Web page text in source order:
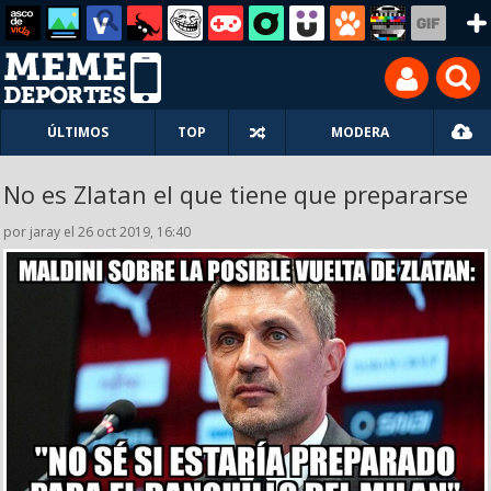
ÚLTIMOS TOP MODERA
No es Zlatan el que tiene que prepararse
por jaray el 26 oct 2019, 16:40